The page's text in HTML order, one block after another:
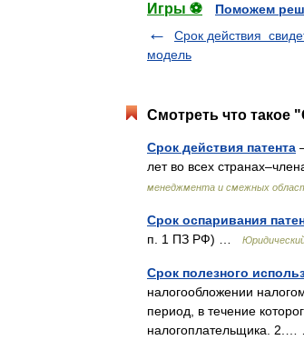
Игры ⚽
Поможем
Срок действия
модель
Смотреть что такое
Срок действия патента
лет во всех
менеджмента и смежных
Срок оспаривания
п. 1 ПЗ РФ) …
Срок полезного
налогообложении
период, в течение
налогоплательщика.